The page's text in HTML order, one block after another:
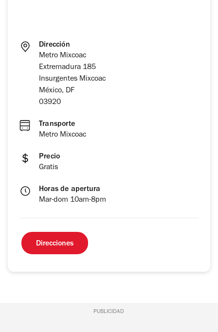
Dirección
Metro Mixcoac
Extremadura 185
Insurgentes Mixcoac
México, DF
03920
Transporte
Metro Mixcoac
Precio
Gratis
Horas de apertura
Mar-dom 10am-8pm
Direcciones
PUBLICIDAD